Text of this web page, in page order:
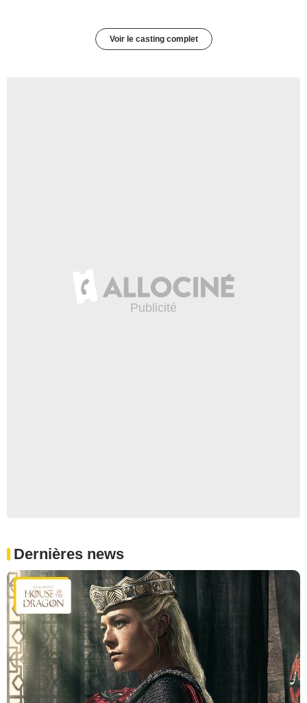
Voir le casting complet
Dernières news